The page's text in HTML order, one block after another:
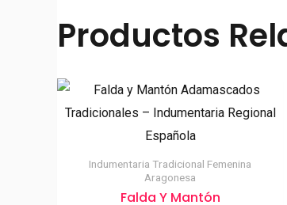
Productos
Indumentaria Tradicional Femenina
Aragonesa
Falda Y Mantón